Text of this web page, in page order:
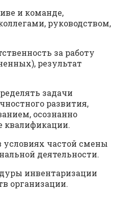
и команде,
руководством,
за работу
результат
задачи
развития,
осознанно
квалификации.
условиях частой смены
деятельности.
инвентаризации
организации.